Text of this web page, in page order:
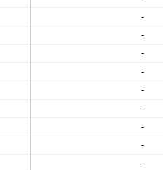
-
-
-
-
-
-
-
-
-